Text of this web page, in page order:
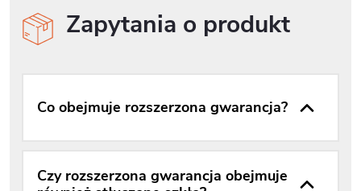
Zapytania o produkt
Co obejmuje rozszerzona gwarancja?
Czy rozszerzona gwarancja obejmuje